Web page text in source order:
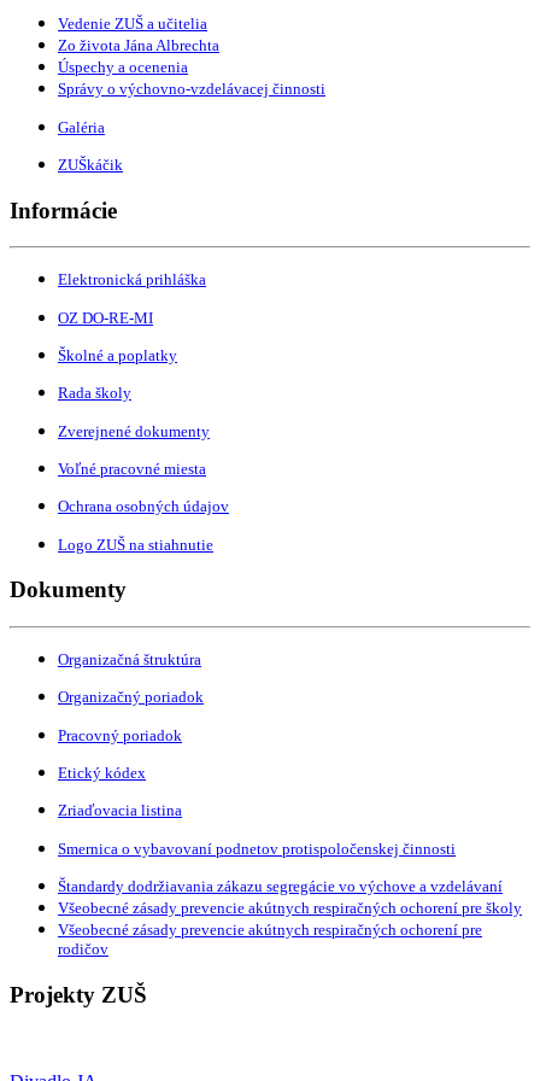
Vedenie ZUŠ a učitelia
Zo života Jána Albrechta
Úspechy a ocenenia
Správy o výchovno-vzdelávacej činnosti
Galéria
ZUŠkáčik
Informácie
Elektronická prihláška
OZ DO-RE-MI
Školné a poplatky
Rada školy
Zverejnené dokumenty
Voľné pracovné miesta
Ochrana osobných údajov
Logo ZUŠ na stiahnutie
Dokumenty
Organizačná štruktúra
Organizačný poriadok
Pracovný poriadok
Etický kódex
Zriaďovacia listina
Smernica o vybavovaní podnetov protispoločenskej činnosti
Štandardy dodržiavania zákazu segregácie vo výchove a vzdelávaní
Všeobecné zásady prevencie akútnych respiračných ochorení pre školy
Všeobecné zásady prevencie akútnych respiračných ochorení pre
rodičov
Projekty ZUŠ